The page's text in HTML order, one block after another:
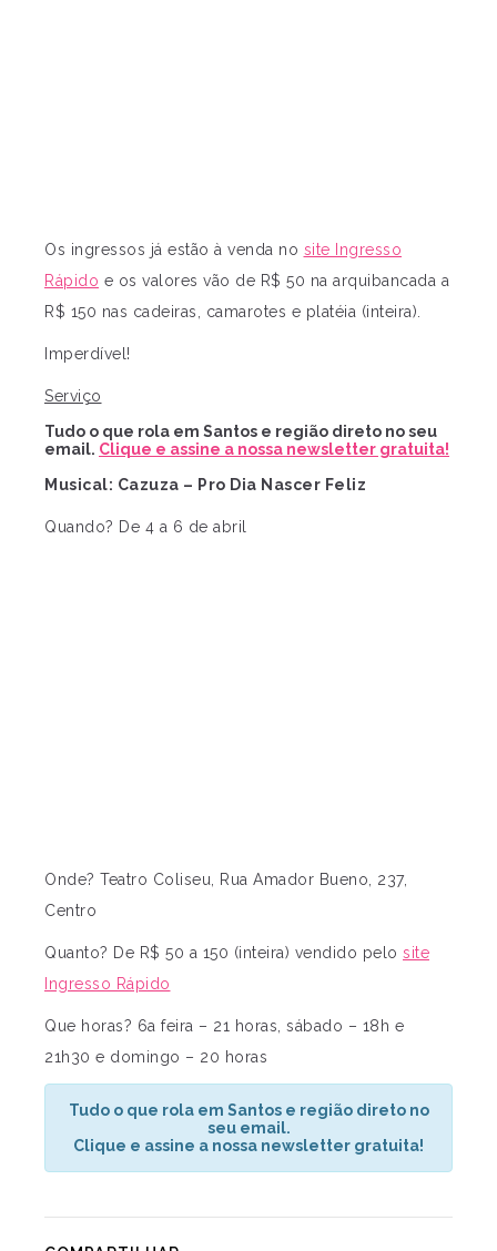
Os ingressos já estão à venda no site Ingresso
Rápido e os valores vão de R$ 50 na arquibancada a
R$ 150 nas cadeiras, camarotes e platéia (inteira).
Imperdível!
Serviço
Tudo o que rola em Santos e região direto no seu
email. Clique e assine a nossa newsletter gratuita!
Musical: Cazuza – Pro Dia Nascer Feliz
Quando? De 4 a 6 de abril
Onde? Teatro Coliseu, Rua Amador Bueno, 237,
Centro
Quanto? De R$ 50 a 150 (inteira) vendido pelo site
Ingresso Rápido
Que horas? 6a feira – 21 horas, sábado – 18h e
21h30 e domingo – 20 horas
Tudo o que rola em Santos e região direto no
seu email.
Clique e assine a nossa newsletter gratuita!